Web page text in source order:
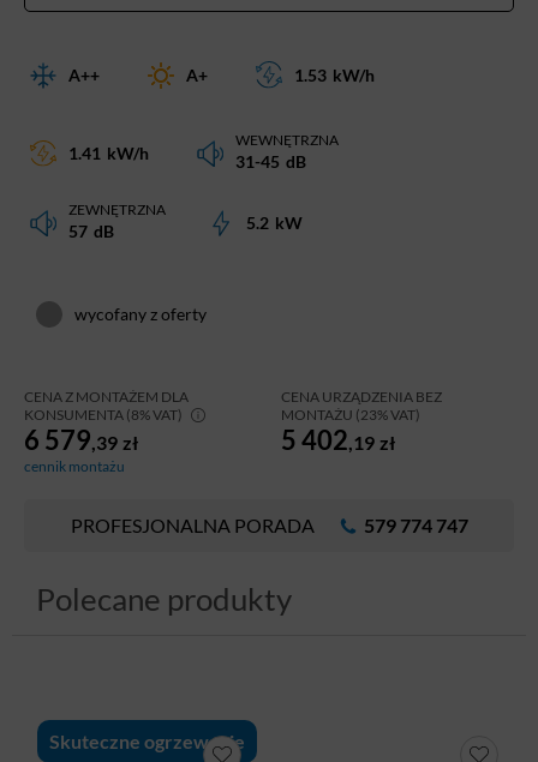
A++ A+ 1.53 kW/h
1.41 kW/h
WEWNĘTRZNA
31-45 dB
ZEWNĘTRZNA
57 dB 5.2 kW
wycofany z oferty
CENA Z MONTAŻEM DLA
KONSUMENTA (8% VAT)
6 579,39 zł
cennik montażu
CENA URZĄDZENIA BEZ
MONTAŻU (23% VAT)
5 402,19 zł
PROFESJONALNA PORADA 579 774 747
Polecane produkty
Skuteczne ogrzewanie